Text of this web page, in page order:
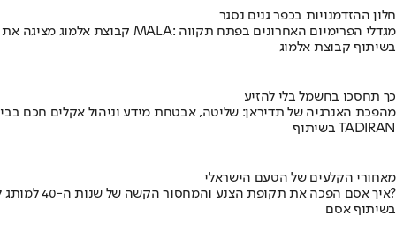
חלון ההזדמנויות בכפר גנים נסגר
קבוצת אלמוג מציגה את פרויקט MALA: מגדלי הפרימיום האחרונים בפתח תקווה
בשיתוף קבוצת אלמוג
כך תחסכו בחשמל בלי להזיע
מהפכת האנרגיה של תדיראן: שליטה, אבטחת מידע וניהול אקלים חכם
בשיתוף TADIRAN
מאחורי הקלעים של הטעם הישראלי
איך אסם הפכה את תקופת הצנע והמחסור הקשה של שנות ה-40 למותג לאומי?
בשיתוף אסם